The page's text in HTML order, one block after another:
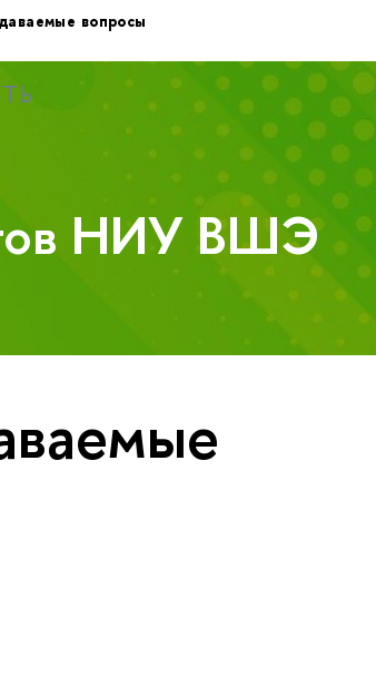
вопросы
НИУ ВШЭ